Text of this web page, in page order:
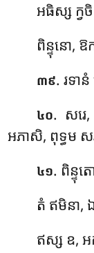
អធិស្ស ក្វ
ពិន្ទុនោ, ឱ
៣៩. រទានំ
៤០. សរេ,
អភាសិ, ពុទ្ធម ស
៤១. ពិន្ទុ
តំ ឥមិនា,
ឥស្ស ឧ, អ